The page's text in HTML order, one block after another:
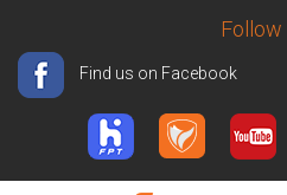
Follow
Find us on Facebook